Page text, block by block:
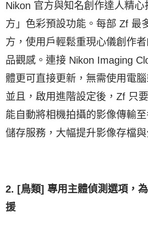
Nikon 官方與知名創作達人精
方」色彩預設功能。每部 Zf 最
方，使用戶輕鬆重現心儀創作
品觀感。連接 Nikon Imaging
體更可直接更新，無需使用電腦
並且，啟用進階設定後，Zf 只
能自動將相機拍攝的影像傳輸
儲存服務，大幅提升影像存檔與
2. [鳥類] 專用主體偵測選項，
援